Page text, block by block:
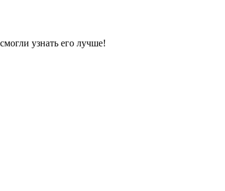
узнать его лучше!